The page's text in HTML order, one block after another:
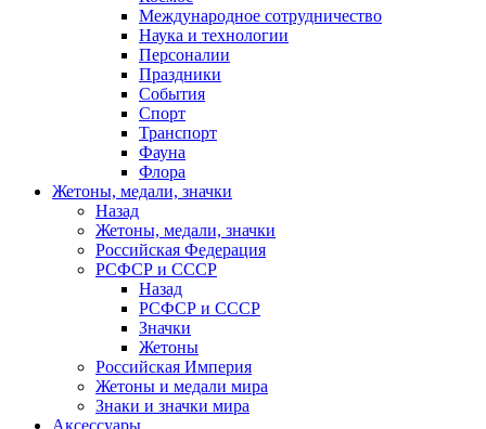
Международное сотрудничество
Наука и технологии
Персоналии
Праздники
События
Спорт
Транспорт
Фауна
Флора
Жетоны, медали, значки
Назад
Жетоны, медали, значки
Российская Федерация
РСФСР и СССР
Назад
РСФСР и СССР
Значки
Жетоны
Российская Империя
Жетоны и медали мира
Знаки и значки мира
Аксессуары